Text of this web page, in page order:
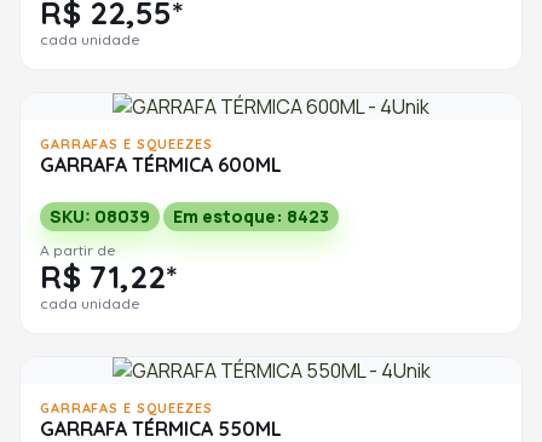
R$ 22,55*
cada unidade
GARRAFAS E SQUEEZES
GARRAFA TÉRMICA 600ML
SKU: 08039 Em estoque: 8423
A partir de
R$ 71,22*
cada unidade
GARRAFAS E SQUEEZES
GARRAFA TÉRMICA 550ML